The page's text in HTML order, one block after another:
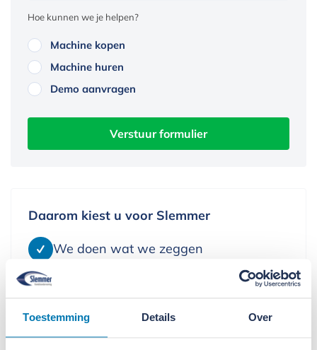
Toestemming Details Over
Hoe kunnen we je helpen?
Machine kopen
Machine huren
Demo aanvragen
Verstuur formulier
Daarom kiest u voor Slemmer
We doen wat we zeggen
We denken in oplossingen